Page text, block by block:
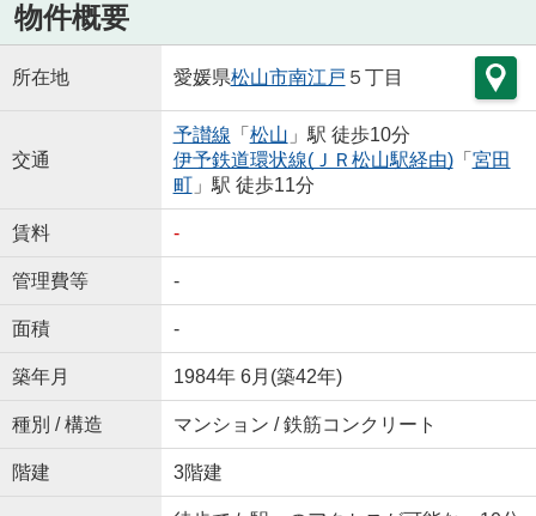
物件概要
所在地 愛媛県松山市南江戸 ５丁目
交通
予讃線 「 松山 」駅 徒歩10分
伊予鉄道環状線(ＪＲ松山駅経由)「 宮田
町」駅 徒歩11分
賃料 -
管理費等 -
面積 -
築年月 1984年 6月(築42年)
種別 / 構造 マンション / 鉄筋コンクリート
階建 3階建